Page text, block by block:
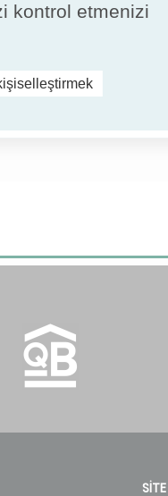
temizle
kontrol etmenizi